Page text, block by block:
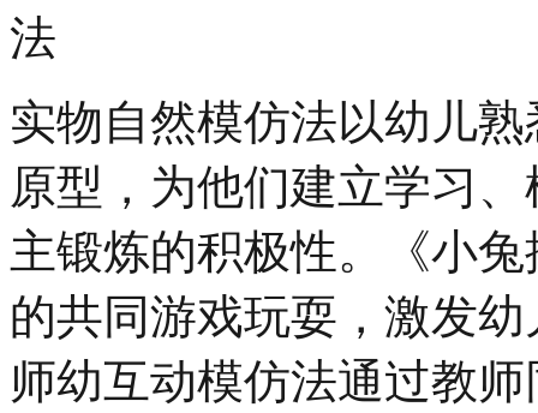
法
实物自然模仿法以幼儿
原型，为他们建立学习
主锻炼的积极性。《小
的共同游戏玩耍，激发
师幼互动模仿法通过教